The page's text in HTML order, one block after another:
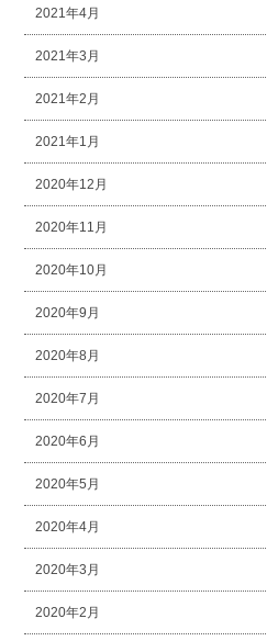
2021年4月
2021年3月
2021年2月
2021年1月
2020年12月
2020年11月
2020年10月
2020年9月
2020年8月
2020年7月
2020年6月
2020年5月
2020年4月
2020年3月
2020年2月